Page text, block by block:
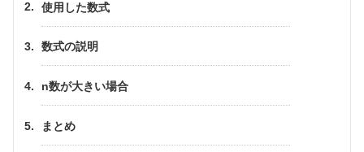
使用した数式
数式の説明
n数が大きい場合
まとめ